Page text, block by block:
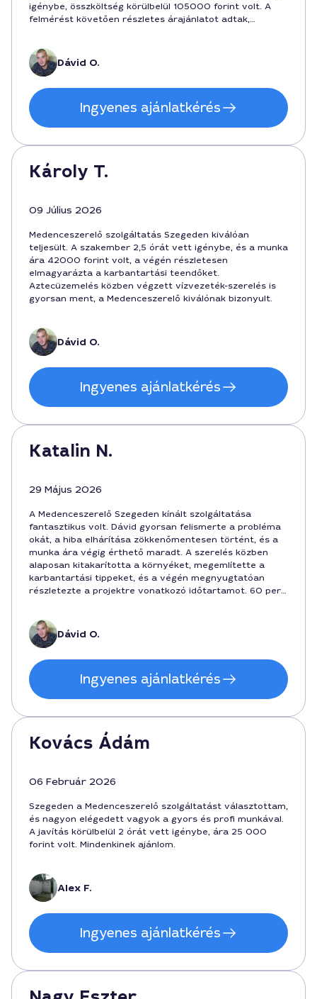
igénybe, összköltség körülbelül 105000 forint volt. A
felmérést követően részletes árajánlatot adtak,
szolgáltatást biztosan ajánlom.
Dávid O.
Ingyenes ajánlatkérés
Károly T.
09 Július 2026
Medenceszerelő szolgáltatás Szegeden kiválóan
teljesült. A szakember 2,5 órát vett igénybe, és a munka
ára 42000 forint volt, a végén részletesen
elmagyarázta a karbantartási teendőket.
Aztecüzemelés közben végzett vízvezeték-szerelés is
gyorsan ment, a Medenceszerelő kiválónak bizonyult.
Dávid O.
Ingyenes ajánlatkérés
Katalin N.
29 Május 2026
A Medenceszerelő Szegeden kínált szolgáltatása
fantasztikus volt. Dávid gyorsan felismerte a probléma
okát, a hiba elhárítása zökkenőmentesen történt, és a
munka ára végig érthető maradt. A szerelés közben
alaposan kitakarította a környéket, megemlítette a
karbantartási tippeket, és a végén megnyugtatóan
részletezte a projektre vonatkozó időtartamot. 60 perc
Dávid O.
Ingyenes ajánlatkérés
Kovács Ádám
06 Február 2026
Szegeden a Medenceszerelő szolgáltatást választottam,
és nagyon elégedett vagyok a gyors és profi munkával.
A javítás körülbelül 2 órát vett igénybe, ára 25 000
forint volt. Mindenkinek ajánlom.
Alex F.
Ingyenes ajánlatkérés